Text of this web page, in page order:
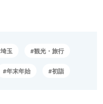
埼玉 観光・旅行
年末年始 初詣